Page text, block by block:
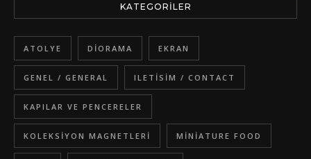
KATEGORILER
ATOLYE DIORAMA EKRAN
GENEL / GENERAL ILETISIM / CONTACT
KAPILAR VE PENCERELER
KOLEKSIYON MAGNETLERI MINIATURE FOOD